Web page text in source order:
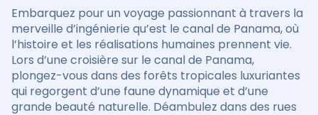
Embarquez pour un voyage passionnant à travers la
merveille d’ingénierie qu’est le canal de Panama, où
l’histoire et les réalisations humaines prennent vie.
Lors d’une croisière sur le canal de Panama,
plongez-vous dans des forêts tropicales luxuriantes
qui regorgent d’une faune dynamique et d’une
grande beauté naturelle. Déambulez dans des rues